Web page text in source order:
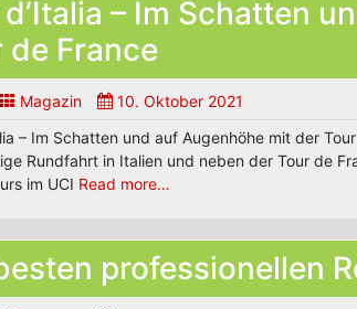
– Im Schatten
de France
Magazin
10. Oktober 2021
– Im Schatten und auf Augenhöhe mit der
Rundfahrt in Italien und neben der Tour de
im UCI Read more…
professionellen